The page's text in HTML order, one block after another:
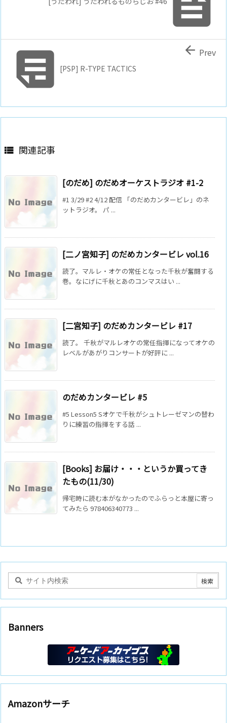
[PSP] R-TYPE TACTICS
 Prev
 関連記事
[のだめ] のだめオーケストラジオ #1-2
#1 3/29 #2 4/12 配信 「のだめカンタービレ」のネ
ットラジオ。 パ ...
[二ノ宮知子] のだめカンタービレ vol.16
読了。マルレ・オケの常任となった千秋が奮闘する
巻。なにげに千秋とあのコンマスはい ...
[二宮知子] のだめカンタービレ #17
読了。 千秋がマルレオケの常任指揮になってオケの
レベルがあがりコンサートが好評に ...
のだめカンタービレ #5
#5 Lesson5 Sオケで千秋がシュトレーゼマンの替わ
りに練習の指揮をする話 ...
[Books] お届け・・・というか買ってき
たもの(11/30)
帰宅時に読む本がなかったのでふらっと本屋に寄っ
てみたら 978406340773 ...
Banners
Amazonサーチ